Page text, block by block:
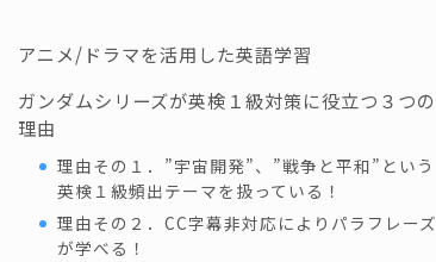
アニメ/ドラマを活用した英語学習
ガンダムシリーズが英検１級対策に役立つ３つの
理由
理由その１．”宇宙開発”、”戦争と平和”という
英検１級頻出テーマを扱っている！
理由その２．CC字幕非対応によりパラフレーズ
が学べる！